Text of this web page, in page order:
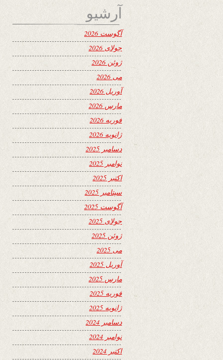
آرشیو
آگوست 2026
جولای 2026
ژوئن 2026
می 2026
آوریل 2026
مارس 2026
فوریه 2026
ژانویه 2026
دسامبر 2025
نوامبر 2025
اکتبر 2025
سپتامبر 2025
آگوست 2025
جولای 2025
ژوئن 2025
می 2025
آوریل 2025
مارس 2025
فوریه 2025
ژانویه 2025
دسامبر 2024
نوامبر 2024
اکتبر 2024